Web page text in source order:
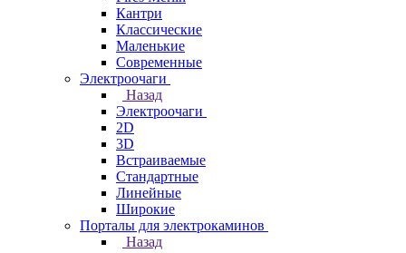
Кантри
Классические
Маленькие
Современные
Электроочаги
Назад
Электроочаги
2D
3D
Встраиваемые
Стандартные
Линейные
Широкие
Порталы для электрокаминов
Назад